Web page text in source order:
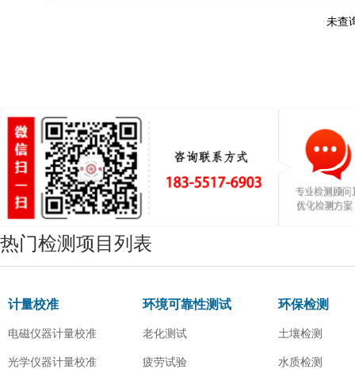
未查
热门检测项目列表
计量校准
电磁仪器计量校准
光学仪器计量校准
环境可靠性测试
老化测试
疲劳试验
环保检测
土壤检测
水质检测